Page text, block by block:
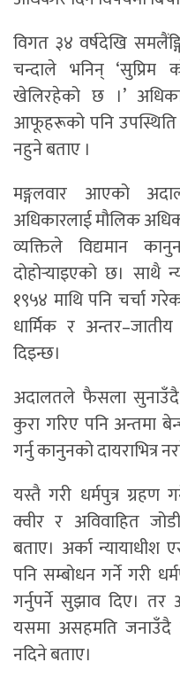
विगत ३४ वर्षदेखि
चन्दाले भनिन् ‘सुप्रिम
खेलिरहेको छ ।’
आफूहरूको पनि उपस्थिति
नहुने बताए ।
मङ्गलवार आएको
अधिकारलाई मौलिक
व्यक्तिले विद्यमान
दोहोर्‍याइएको छ। साथै
१९५४ माथि पनि चर्चा
धार्मिक र
दिइन्छ।
अदालतले फैसला सुनाउँदै
कुरा गरिए पनि अन्तमा
गर्नु कानुनको दायराभित्र
यस्तै गरी धर्मपुत्र ग्रहण
क्वीर र अविवाहित
बताए। अर्का
पनि सम्बोधन गर्ने गरी
गर्नुपर्ने सुझाव दिए। तर
यसमा असहमति जनाउँदै
नदिने बताए।